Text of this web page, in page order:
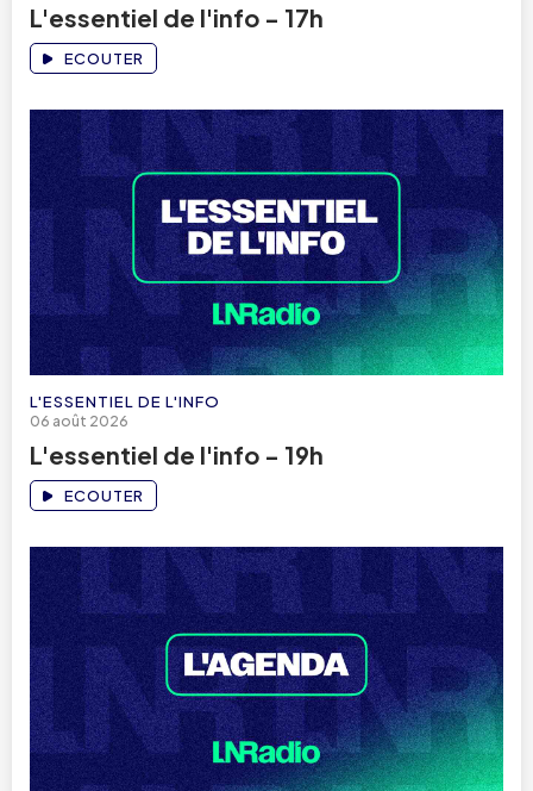
L'essentiel de l'info - 17h
ECOUTER
L'ESSENTIEL DE L'INFO
06 août 2026
L'essentiel de l'info - 19h
ECOUTER